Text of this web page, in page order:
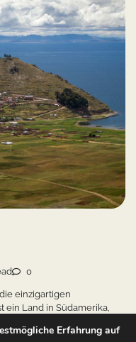
0
einzigartigen
Land in Südamerika,
Erfahrung auf